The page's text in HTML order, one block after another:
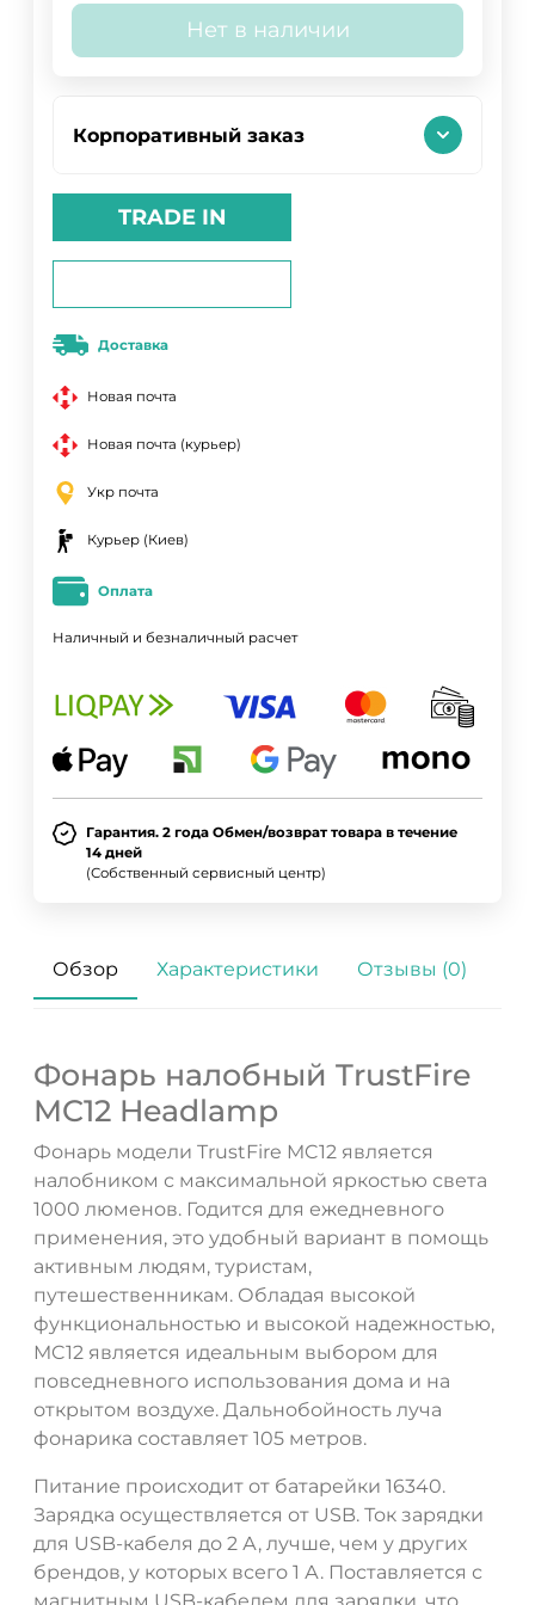
Нет в наличии
Корпоративный заказ
TRADE IN
Доставка
Новая почта
Новая почта (курьер)
Укр почта
Курьер (Киев)
Оплата
Наличный и безналичный расчет
Гарантия. 2 года Обмен/возврат товара в течение
14 дней
(Собственный сервисный центр)
Обзор Характеристики Отзывы (0)
Фонарь налобный TrustFire
MC12 Headlamp
Фонарь модели TrustFire MC12 является
налобником с максимальной яркостью света
1000 люменов. Годится для ежедневного
применения, это удобный вариант в помощь
активным людям, туристам,
путешественникам. Обладая высокой
функциональностью и высокой надежностью,
MC12 является идеальным выбором для
повседневного использования дома и на
открытом воздухе. Дальнобойность луча
фонарика составляет 105 метров.
Питание происходит от батарейки 16340.
Зарядка осуществляется от USB. Ток зарядки
для USB-кабеля до 2 А, лучше, чем у других
брендов, у которых всего 1 А. Поставляется с